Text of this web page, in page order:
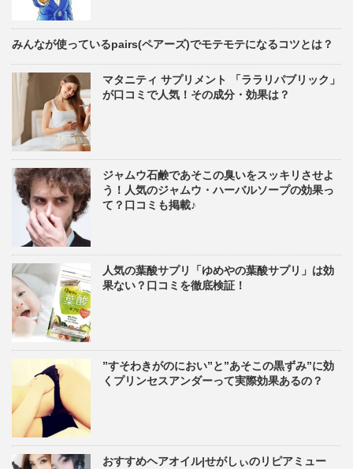
みんなが使っているpairs(ペアーズ)でモテモテになるコツとは？
マタニティ サプリメント 「ララリパブリック」
が口コミで人気！その成分・効果は？
ジャムウ石鹸であそこの臭いをスッキリさせよ
う！人気のジャムウ・ハーバルソープの効果っ
て？口コミも掲載♪
人気の葉酸サプリ「ゆめやの葉酸サプリ」は効
果ない？口コミを徹底検証！
”すそわきがのにおい”と”あそこの黒ずみ”に効
くプリンセスアンダーって実際効果あるの？
おすすめヘアオイル|せがしぃのリピアミュー